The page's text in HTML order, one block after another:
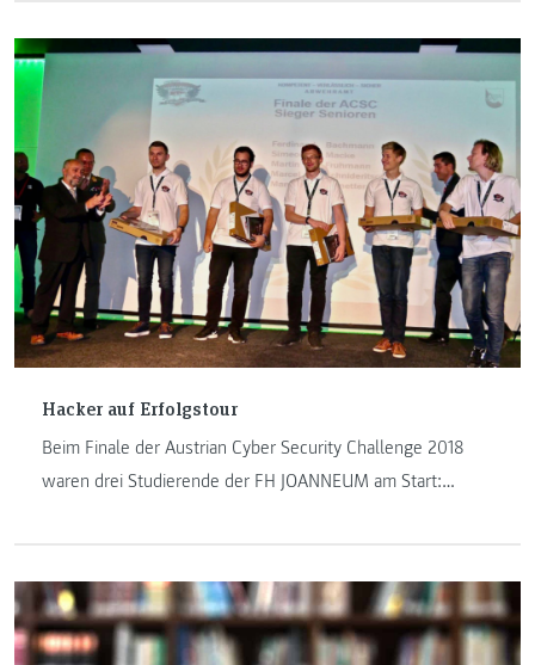
Hacker auf Erfolgstour
Beim Finale der Austrian Cyber Security Challenge 2018
waren drei Studierende der FH JOANNEUM am Start:
Master-Studiengang „IT & Mobile Security“, welche unsere
Fachhochschule würdig vertraten.